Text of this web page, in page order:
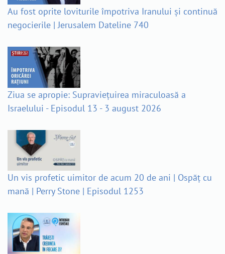
Au fost oprite loviturile împotriva Iranului și continuă
negocierile | Jerusalem Dateline 740
Ziua se apropie: Supraviețuirea miraculoasă a
Israelului - Episodul 13 - 3 august 2026
Un vis profetic uimitor de acum 20 de ani | Ospăț cu
mană | Perry Stone | Episodul 1253